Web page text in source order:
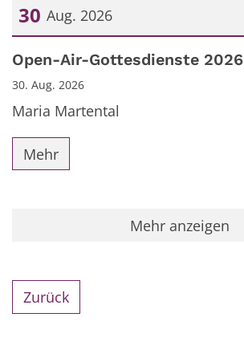
30 Aug. 2026
Datum: 30. August 2026
Open-Air-Gottesdienste 2026
30. Aug. 2026
Maria Martental
Mehr
Mehr anzeigen
Zurück